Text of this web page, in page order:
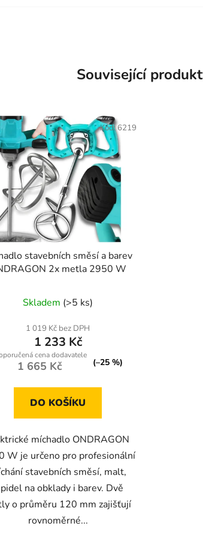
Související
stavebních směsí a barev
2x metla 2950 W
hodnocení
produktu
je
4,0
z
5
hvězdiček.
Skladem (>5 ks)
1 019 Kč bez DPH
1 233 Kč
1 665 Kč (–25 %)
DO KOŠÍKU
míchadlo ONDRAGON
W je určeno pro profesionální
stavebních směsí, malt,
na obklady i barev. Dvě
o průměru 120 mm zajišťují
rovnoměrné...
Kód:6219